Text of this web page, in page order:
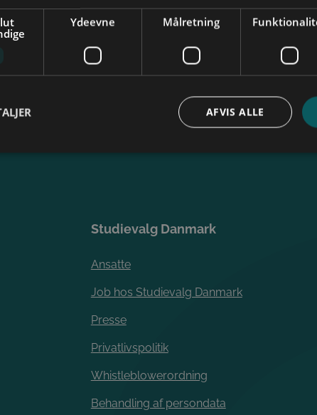
Arrangementer
Future Spin
Studievalg Danmarks
Kontakt
Ansatte
Om os
Studievalg Danmark
Ansatte
Job hos Studievalg Danmark
Presse
Privatlivspolitik
Whistleblowerordning
Behandling af persondata
Ydeevne Målretning
AFVIS ALLE
Google Privacy Policy